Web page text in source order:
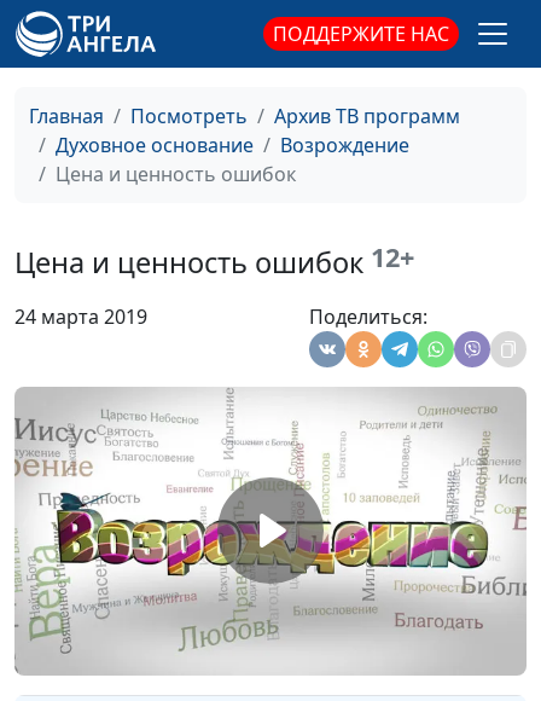
ПОДДЕРЖИТЕ НАС
Главная Посмотреть
Архив ТВ программ
Духовное основание
Возрождение
Цена и ценность ошибок
Цена и ценность ошибок 12+
24 марта 2019 Поделиться:
Покаяние и его
благотворные
результаты
Евгений Раннев,
священнослужитель,
магистр богословия
Что есть истина?
Евгений Раннев,
священнослужитель,
магистр богословия
священнослужитель,
Евгений Раннев,
священнослужитель,
#292
Иисус и учитель
Израиля
Евгений Раннев,
священнослужитель,
магистр богословия
Главная заповедь
библейской
кардиологии
Александр Богданенков,
священнослужитель,
автор книги «Управление
будущим: библейские
принципы»
#290